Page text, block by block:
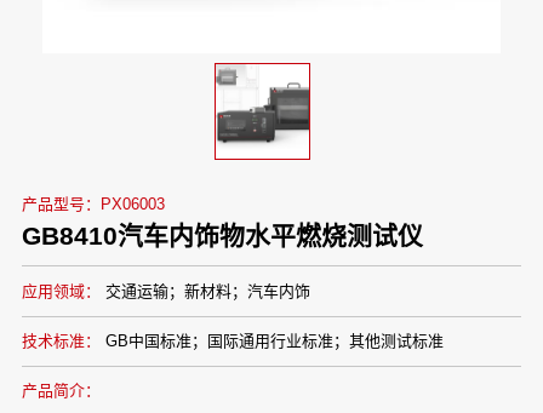
产品型号：PX06003
GB8410汽车内饰物水平燃烧测试仪
应用领域： 交通运输；新材料；汽车内饰
技术标准： GB中国标准；国际通用行业标准；其他测试标准
产品简介：